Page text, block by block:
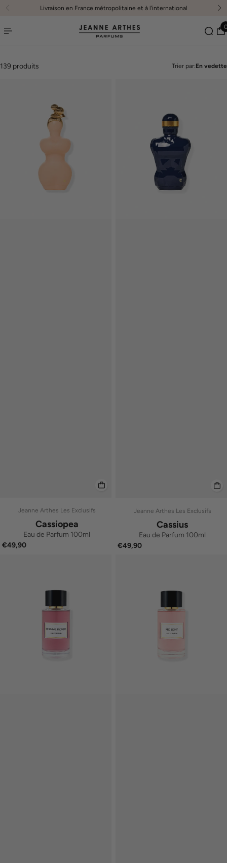
au contenu Livraison offerte à partir de 29€
139 produits Trier par:En vedette
Jeanne Arthes Les Exclusifs
Cassiopea
Eau de Parfum 100ml
€49,90
Jeanne Arthes Les Exclusifs
Cassius
Eau de Parfum 100ml
€49,90